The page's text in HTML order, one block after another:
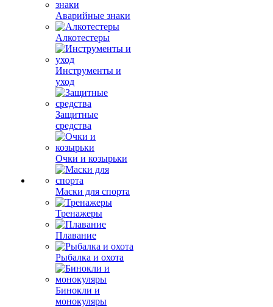
Аварийные знаки
Алкотестеры
Инструменты и
уход
Защитные
средства
Очки и козырьки
Маски для спорта
Тренажеры
Плавание
Рыбалка и охота
Бинокли и
монокуляры